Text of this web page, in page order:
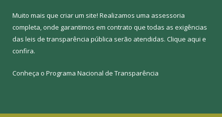
Muito mais que criar um site! Realizamos uma assessoria
completa, onde garantimos em contrato que todas as exigências
das leis de transparência pública serão atendidas. Clique aqui e
confira.
Conheça o Programa Nacional de Transparência